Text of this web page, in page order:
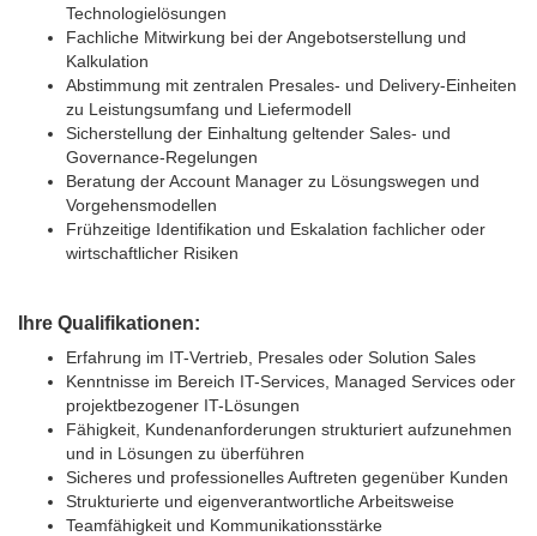
Technologielösungen
Fachliche Mitwirkung bei der Angebotserstellung und
Kalkulation
Abstimmung mit zentralen Presales- und Delivery-Einheiten
zu Leistungsumfang und Liefermodell
Sicherstellung der Einhaltung geltender Sales- und
Governance-Regelungen
Beratung der Account Manager zu Lösungswegen und
Vorgehensmodellen
Frühzeitige Identifikation und Eskalation fachlicher oder
wirtschaftlicher Risiken
Ihre Qualifikationen:
Erfahrung im IT-Vertrieb, Presales oder Solution Sales
Kenntnisse im Bereich IT-Services, Managed Services oder
projektbezogener IT-Lösungen
Fähigkeit, Kundenanforderungen strukturiert aufzunehmen
und in Lösungen zu überführen
Sicheres und professionelles Auftreten gegenüber Kunden
Strukturierte und eigenverantwortliche Arbeitsweise
Teamfähigkeit und Kommunikationsstärke